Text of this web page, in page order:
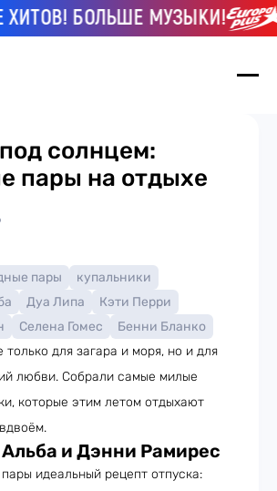
БОЛЬШЕ МУЗЫКИ!
солнцем:
пары на отдыхе
пары
купальники
Дуа Липа
Кэти Перри
Селена Гомес
Бенни Бланко
для загара и моря, но и для
любви. Собрали самые милые
которые этим летом отдыхают
и Дэнни Рамирес
идеальный рецепт отпуска: